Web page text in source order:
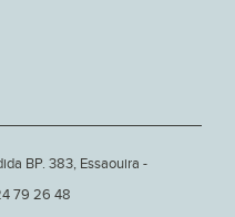
BP. 383, Essaouira -
79 26 48